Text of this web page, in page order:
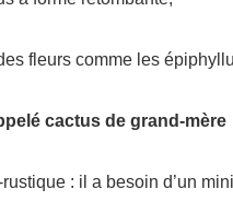
fleurs comme les
cactus de grand-mère
: il a besoin d’un